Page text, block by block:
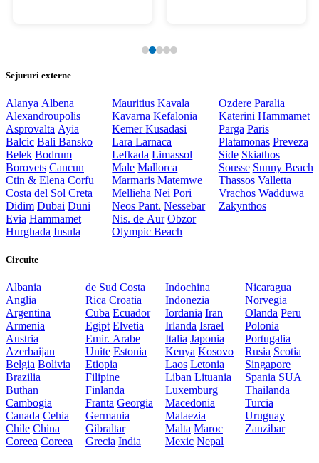
Sejururi externe
Alanya Albena
Alexandroupolis
Asprovalta Ayia
Balcic Bali Bansko
Belek Bodrum
Borovets Cancun
Ctin & Elena Corfu
Costa del Sol Creta
Didim Dubai Duni
Evia Hammamet
Hurghada Insula
Mauritius Kavala
Kavarna Kefalonia
KemerKusadasi
LaraLarnaca
Lefkada Limassol
Male Mallorca
Marmaris Matemwe
MelliehaNei Pori
Neos Pant. Nessebar
Nis. de Aur Obzor
Olympic Beach
Ozdere Paralia
Katerini Hammamet
Parga Paris
Platamonas Preveza
Side Skiathos
Sousse Sunny Beach
Thassos Valletta
Vrachos Wadduwa
Zakynthos
Circuite
Albania
Anglia
Argentina
Armenia
Austria
Azerbaijan
Belgia Bolivia
Brazilia
Buthan
Cambogia
Canada Cehia
Chile China
Coreea Coreea
de Sud Costa
Rica Croatia
Cuba Ecuador
Egipt Elvetia
Emir. Arabe
Unite Estonia
Etiopia
Filipine
Finlanda
Franta Georgia
Germania
Gibraltar
Grecia India
Indochina
Indonezia
Iordania Iran
Irlanda Israel
Italia Japonia
Kenya Kosovo
Laos Letonia
Liban Lituania
Luxemburg
Macedonia
Malaezia
Malta Maroc
Mexic Nepal
Nicaragua
Norvegia
Olanda Peru
Polonia
Portugalia
Rusia Scotia
Singapore
Spania SUA
Thailanda
Turcia
Uruguay
Zanzibar